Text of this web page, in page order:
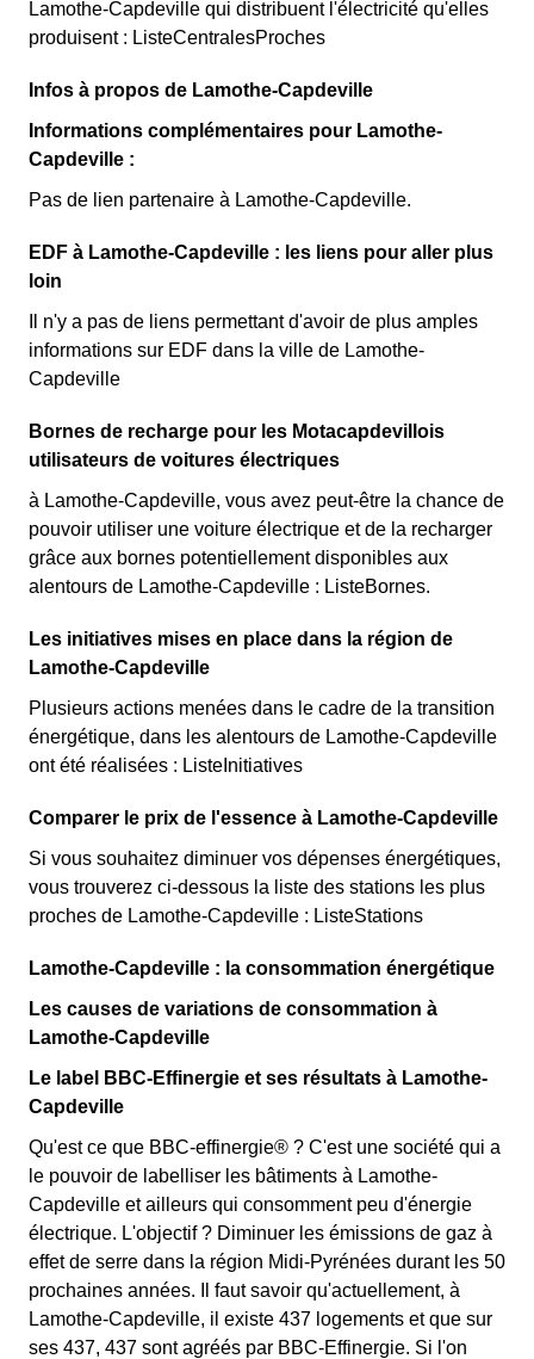
Lamothe-Capdeville qui distribuent l'électricité qu'elles
produisent : ListeCentralesProches
Infos à propos de Lamothe-Capdeville
Informations complémentaires pour Lamothe-
Capdeville :
Pas de lien partenaire à Lamothe-Capdeville.
EDF à Lamothe-Capdeville : les liens pour aller plus
loin
Il n'y a pas de liens permettant d'avoir de plus amples
informations sur EDF dans la ville de Lamothe-
Capdeville
Bornes de recharge pour les Motacapdevillois
utilisateurs de voitures électriques
à Lamothe-Capdeville, vous avez peut-être la chance de
pouvoir utiliser une voiture électrique et de la recharger
grâce aux bornes potentiellement disponibles aux
alentours de Lamothe-Capdeville : ListeBornes.
Les initiatives mises en place dans la région de
Lamothe-Capdeville
Plusieurs actions menées dans le cadre de la transition
énergétique, dans les alentours de Lamothe-Capdeville
ont été réalisées : ListeInitiatives
Comparer le prix de l'essence à Lamothe-Capdeville
Si vous souhaitez diminuer vos dépenses énergétiques,
vous trouverez ci-dessous la liste des stations les plus
proches de Lamothe-Capdeville : ListeStations
Lamothe-Capdeville : la consommation énergétique
Les causes de variations de consommation à
Lamothe-Capdeville
Le label BBC-Effinergie et ses résultats à Lamothe-
Capdeville
Qu'est ce que BBC-effinergie® ? C'est une société qui a
le pouvoir de labelliser les bâtiments à Lamothe-
Capdeville et ailleurs qui consomment peu d'énergie
électrique. L'objectif ? Diminuer les émissions de gaz à
effet de serre dans la région Midi-Pyrénées durant les 50
prochaines années. Il faut savoir qu'actuellement, à
Lamothe-Capdeville, il existe 437 logements et que sur
ses 437, 437 sont agréés par BBC-Effinergie. Si l'on